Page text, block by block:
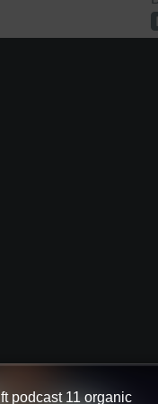
podcast 11 organic